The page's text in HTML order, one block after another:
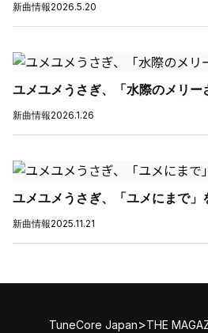
新曲情報2026.5.20
ユメユメうさぎ、「水際のメリー
新曲情報2026.1.26
ユメユメうさぎ、「ユメにまで」
新曲情報2025.11.21
TuneCore Japan>THE